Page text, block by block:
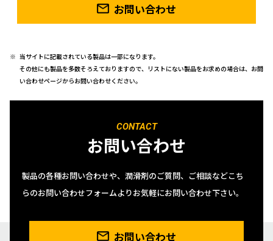
お問い合わせ
当サイトに記載されている製品は一部になります。
その他にも製品を多数そろえておりますので、リストにない製品をお求めの場合は、お問
い合わせページからお問い合わせください。
CONTACT
お問い合わせ
製品の各種お問い合わせや、潤滑剤のご質問、ご相談などこち
らのお問い合わせフォームよりお気軽にお問い合わせ下さい。
お問い合わせ